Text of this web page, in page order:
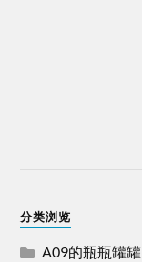
分类浏览
A09的瓶瓶罐罐